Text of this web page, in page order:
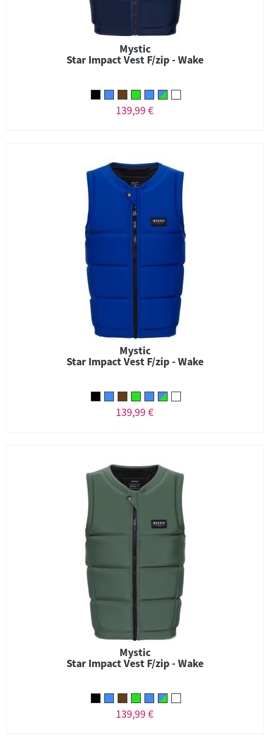
Mystic
Star Impact Vest F/zip - Wake
139,99 €
Mystic
Star Impact Vest F/zip - Wake
139,99 €
Mystic
Star Impact Vest F/zip - Wake
139,99 €